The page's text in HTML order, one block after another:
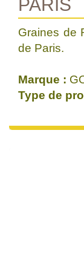
PARIS
Graines de
de Paris.
Marque :
Type de